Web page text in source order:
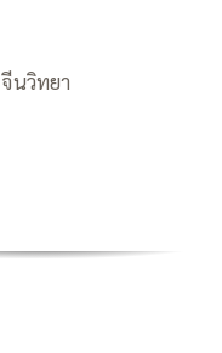
นวิทยา